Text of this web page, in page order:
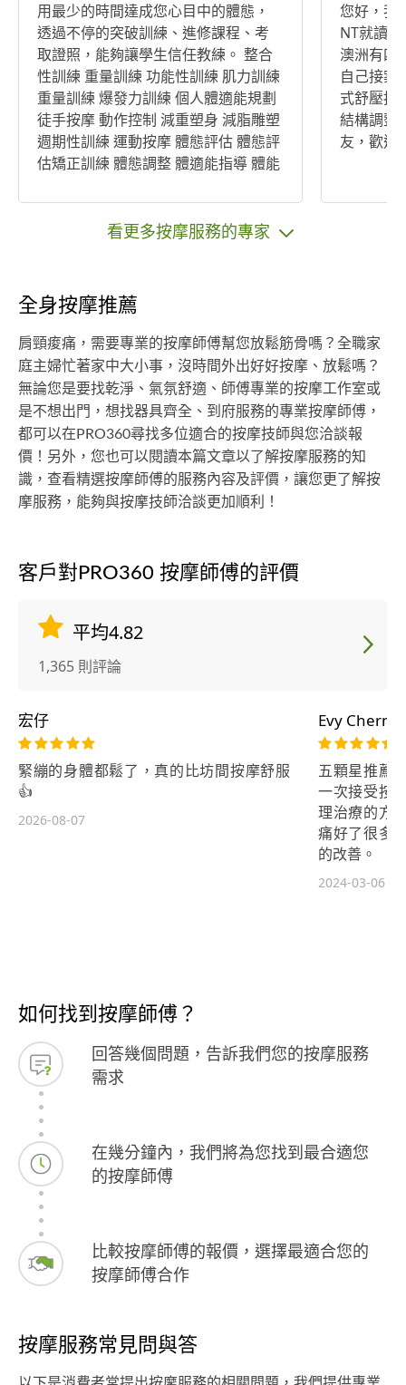
用最少的時間達成您心目中的體態，
透過不停的突破訓練、進修課程、考
取證照，能夠讓學生信任教練。 整合
性訓練 重量訓練 功能性訓練 肌力訓練
重量訓練 爆發力訓練 個人體適能規劃
徒手按摩 動作控制 減重塑身 減脂雕塑
週期性訓練 運動按摩 體態評估 體態評
估矯正訓練 體態調整 體適能指導 體能
您好，我
NT就讀
澳洲有四
自己接案
式舒壓按
結構調整
友，歡迎
看更多按摩服務的專家
全身按摩推薦
肩頸痠痛，需要專業的按摩師傅幫您放鬆筋骨嗎？全職家
庭主婦忙著家中大小事，沒時間外出好好按摩、放鬆嗎？
無論您是要找乾淨、氣氛舒適、師傅專業的按摩工作室或
是不想出門，想找器具齊全、到府服務的專業按摩師傅，
都可以在PRO360尋找多位適合的按摩技師與您洽談報
價！另外，您也可以閱讀本篇文章以了解按摩服務的知
識，查看精選按摩師傅的服務內容及評價，讓您更了解按
摩服務，能夠與按摩技師洽談更加順利！
客戶對PRO360 按摩師傅的評價
平均4.82
1,365 則評論
宏仔
緊繃的身體都鬆了，真的比坊間按摩舒服
👍
2026-08-07
Evy Chern
五顆星推薦
一次接受按
理治療的方
痛好了很多
的改善。
2024-03-06
如何找到按摩師傅？
回答幾個問題，告訴我們您的按摩服務
需求
在幾分鐘內，我們將為您找到最合適您
的按摩師傅
比較按摩師傅的報價，選擇最適合您的
按摩師傅合作
按摩服務常見問與答